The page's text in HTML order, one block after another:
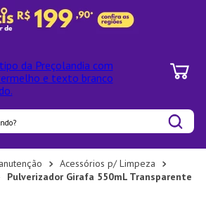
Acessórios p/ Limpeza
Pulverizador Girafa 550mL Transparente